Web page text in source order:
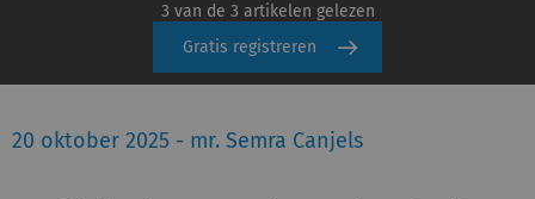
3 van de 3 artikelen gelezen
Gratis registreren
20 oktober 2025 - mr. Semra Canjels